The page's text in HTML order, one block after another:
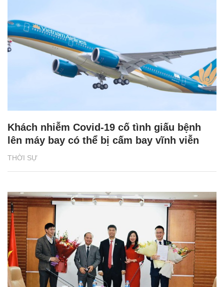
THỜI SỰ
Khách nhiễm Covid-19 cố tình giấu bệnh
lên máy bay có thể bị cấm bay vĩnh viễn